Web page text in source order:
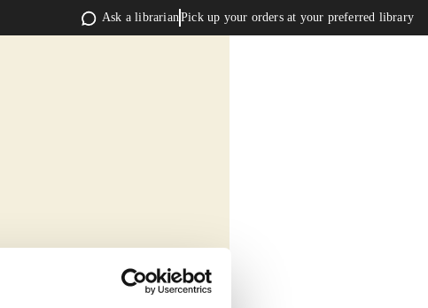
Ask a librarianPick up your orders at your preferred library